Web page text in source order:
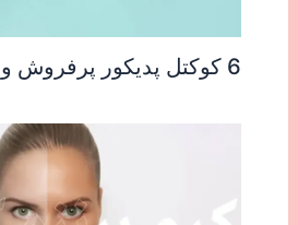
6 کوکتل پدیکور پرفروش و باکیفیت